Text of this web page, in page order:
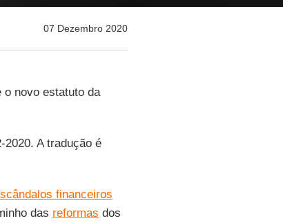
07 Dezembro 2020
novo estatuto da
2020. A tradução é
financeiros
das reformas dos